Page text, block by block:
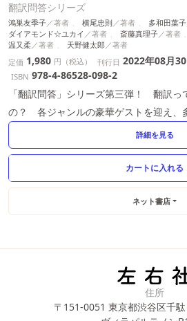
翻訳問答シリーズ
鴻巣友季子 横尾忠則
多和田葉子
ダイアモンド☆ユカイ
斎藤真理子
温又柔
天野健太郎
定価 1,980 円（税込） 刊行日 2022年08月
ISBN 978-4-86528-098-2
「翻訳問答」シリーズ第三弾！ 翻訳っ
の？ 各ジャンルの豪華ゲストを迎え、
詳細を見る
ネット書店
住所
〒151-0051 東京都渋谷区千